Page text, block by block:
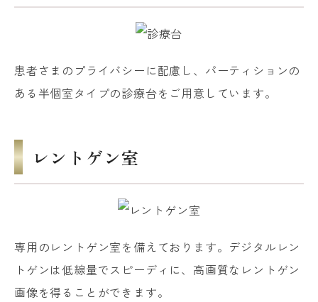
患者さまのプライバシーに配慮し、パーティションの
ある半個室タイプの診療台をご用意しています。
レントゲン室
専用のレントゲン室を備えております。デジタルレン
トゲンは低線量でスピーディに、高画質なレントゲン
画像を得ることができます。